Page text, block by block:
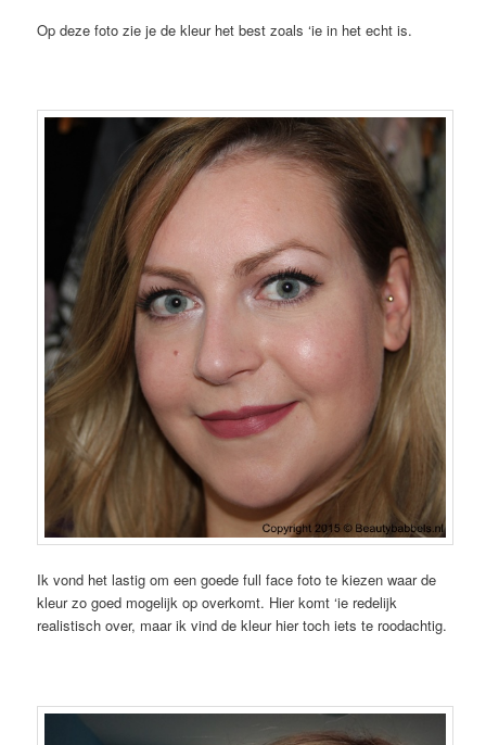
Op deze foto zie je de kleur het best zoals ‘ie in het echt is.
Ik vond het lastig om een goede full face foto te kiezen waar de
kleur zo goed mogelijk op overkomt. Hier komt ‘ie redelijk
realistisch over, maar ik vind de kleur hier toch iets te roodachtig.